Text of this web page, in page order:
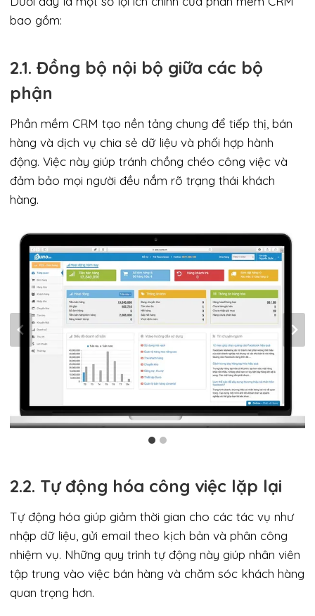
bao gồm:
2.1. Đồng bộ nội bộ giữa các bộ
phận
Phần mềm CRM tạo nền tảng chung để tiếp thị, bán
hàng và dịch vụ chia sẻ dữ liệu và phối hợp hành
động. Việc này giúp tránh chồng chéo công việc và
đảm bảo mọi người đều nắm rõ trạng thái khách
hàng.
2.2. Tự động hóa công việc lặp lại
Tự động hóa giúp giảm thời gian cho các tác vụ như
nhập dữ liệu, gửi email theo kịch bản và phân công
nhiệm vụ. Những quy trình tự động này giúp nhân viên
tập trung vào việc bán hàng và chăm sóc khách hàng
quan trọng hơn.